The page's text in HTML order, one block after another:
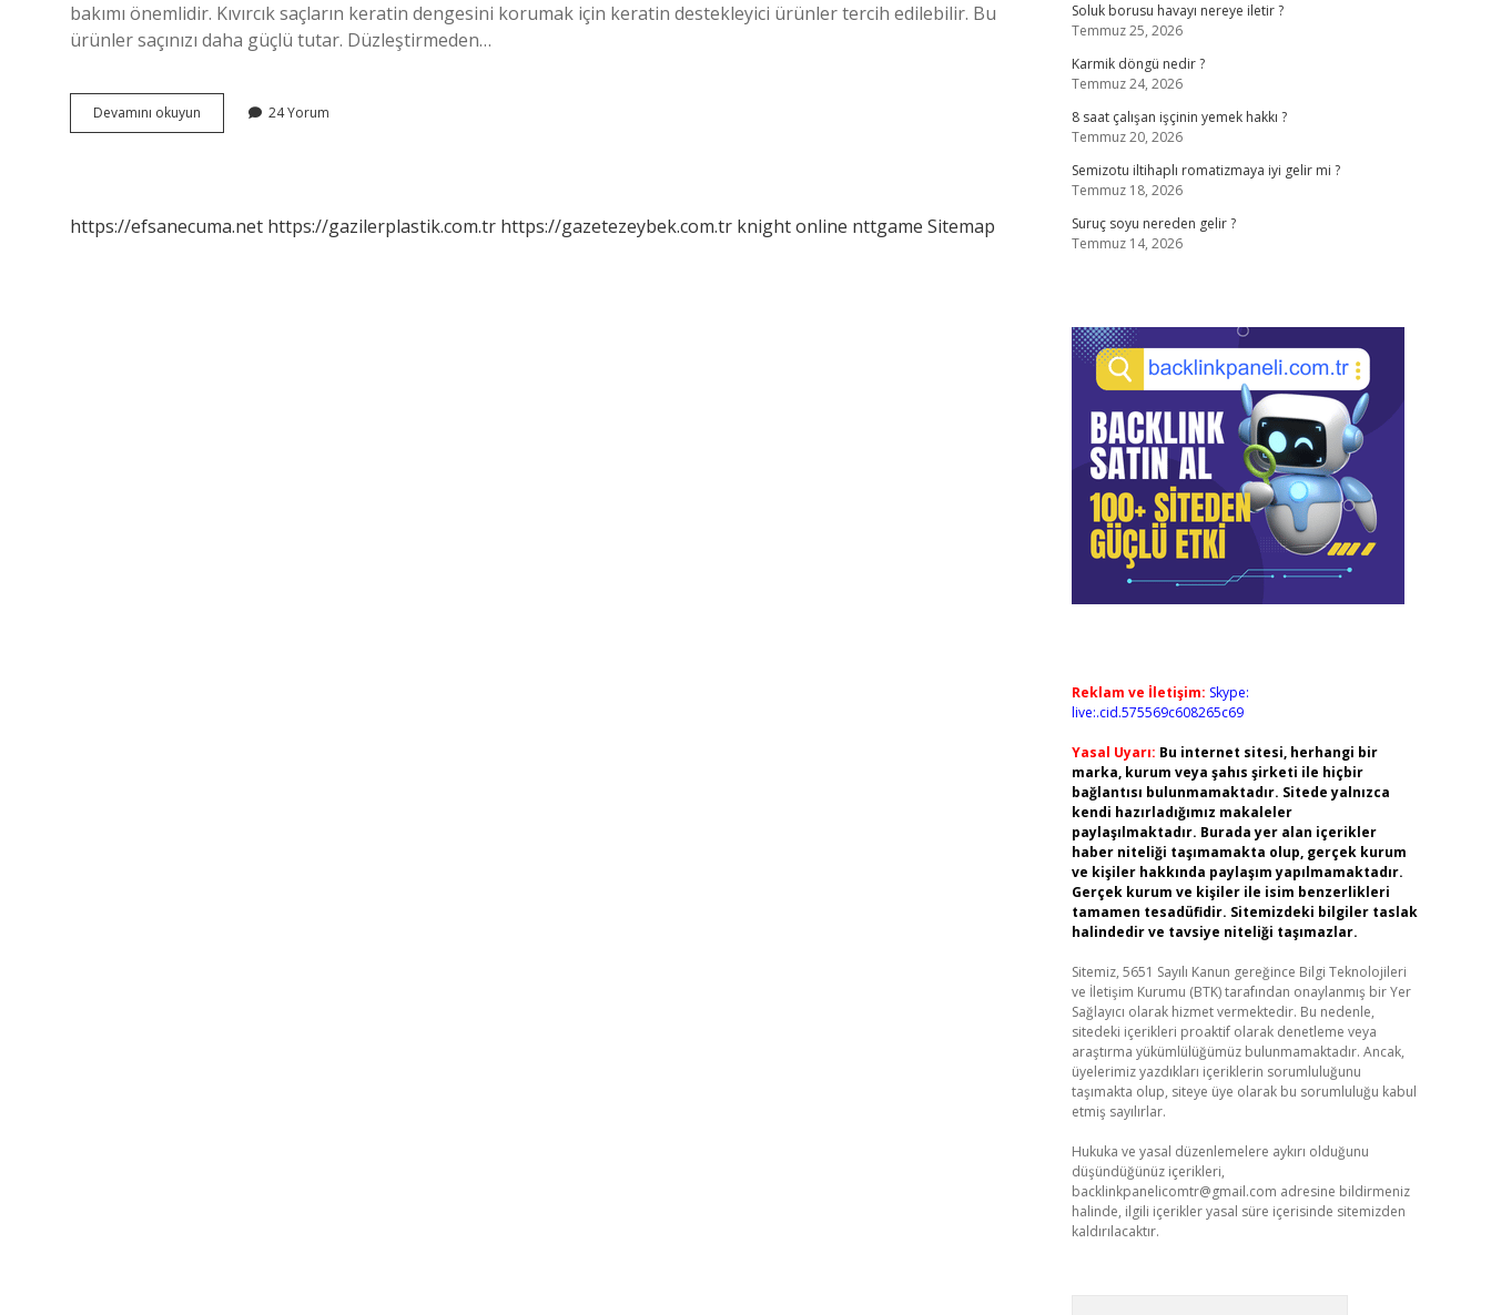
bakımı önemlidir. Kıvırcık saçların keratin dengesini korumak için keratin destekleyici ürünler tercih edilebilir. Bu
ürünler saçınızı daha güçlü tutar. Düzleştirmeden…
Devamını okuyun
Saça
24 Yorum
https://efsanecuma.net https://gazilerplastik.com.tr https://gazetezeybek.com.tr knight online nttgame Sitemap
Soluk borusu havayı nereye iletir ?
Temmuz 25, 2026
Karmik döngü nedir ?
Temmuz 24, 2026
8 saat çalışan işçinin yemek hakkı ?
Temmuz 20, 2026
Semizotu iltihaplı romatizmaya iyi gelir mi ?
Temmuz 18, 2026
Suruç soyu nereden gelir ?
Temmuz 14, 2026
Reklam ve İletişim: Skype:
live:.cid.575569c608265c69
Yasal Uyarı: Bu internet sitesi, herhangi bir
marka, kurum veya şahıs şirketi ile hiçbir
bağlantısı bulunmamaktadır. Sitede yalnızca
kendi hazırladığımız makaleler
paylaşılmaktadır. Burada yer alan içerikler
haber niteliği taşımamakta olup, gerçek kurum
ve kişiler hakkında paylaşım yapılmamaktadır.
Gerçek kurum ve kişiler ile isim benzerlikleri
tamamen tesadüfidir. Sitemizdeki bilgiler taslak
halindedir ve tavsiye niteliği taşımazlar.
Sitemiz, 5651 Sayılı Kanun gereğince Bilgi Teknolojileri
ve İletişim Kurumu (BTK) tarafından onaylanmış bir Yer
Sağlayıcı olarak hizmet vermektedir. Bu nedenle,
sitedeki içerikleri proaktif olarak denetleme veya
araştırma yükümlülüğümüz bulunmamaktadır. Ancak,
üyelerimiz yazdıkları içeriklerin sorumluluğunu
taşımakta olup, siteye üye olarak bu sorumluluğu kabul
etmiş sayılırlar.
Hukuka ve yasal düzenlemelere aykırı olduğunu
düşündüğünüz içerikleri,
backlinkpanelicomtr@gmail.com adresine bildirmeniz
halinde, ilgili içerikler yasal süre içerisinde sitemizden
kaldırılacaktır.